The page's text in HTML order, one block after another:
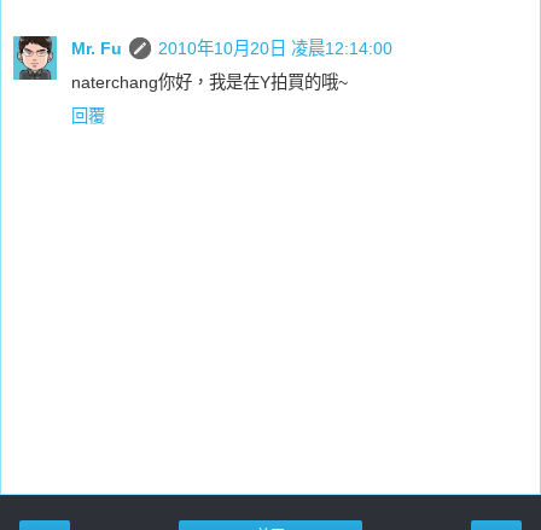
Mr. Fu
2010年10月20日 凌晨12:14:00
naterchang你好，我是在Y拍買的哦~
回覆